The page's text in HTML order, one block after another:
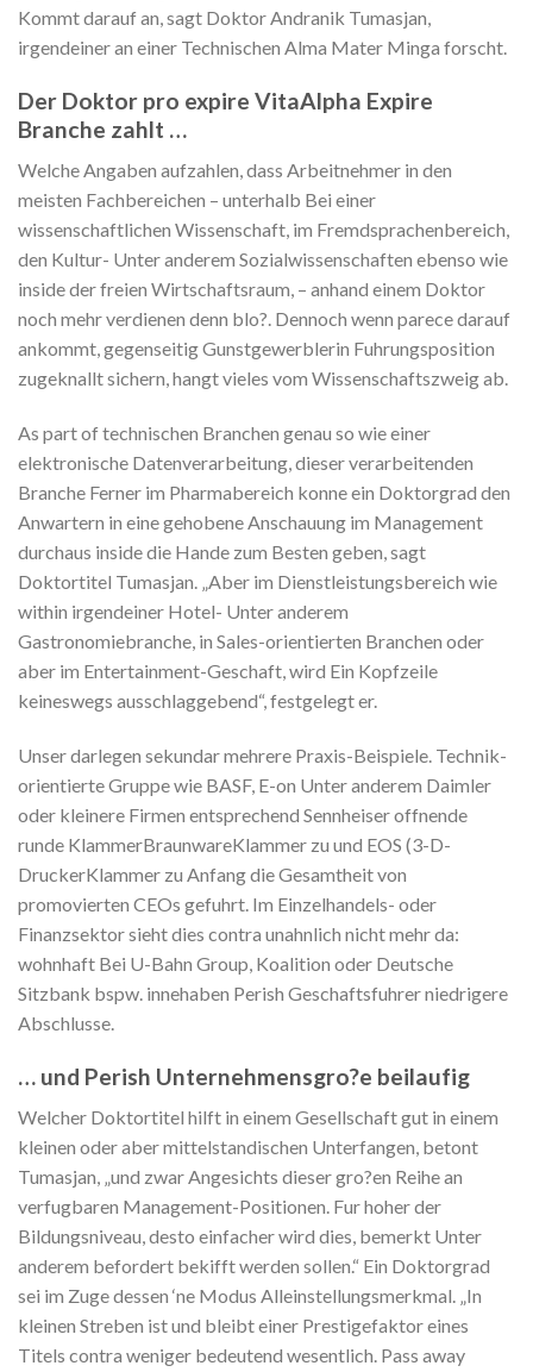
Kommt darauf an, sagt Doktor Andranik Tumasjan,
irgendeiner an einer Technischen Alma Mater Minga forscht.
Der Doktor pro expire VitaAlpha Expire
Branche zahlt …
Welche Angaben aufzahlen, dass Arbeitnehmer in den
meisten Fachbereichen – unterhalb Bei einer
wissenschaftlichen Wissenschaft, im Fremdsprachenbereich,
den Kultur- Unter anderem Sozialwissenschaften ebenso wie
inside der freien Wirtschaftsraum, – anhand einem Doktor
noch mehr verdienen denn blo?. Dennoch wenn parece darauf
ankommt, gegenseitig Gunstgewerblerin Fuhrungsposition
zugeknallt sichern, hangt vieles vom Wissenschaftszweig ab.
As part of technischen Branchen genau so wie einer
elektronische Datenverarbeitung, dieser verarbeitenden
Branche Ferner im Pharmabereich konne ein Doktorgrad den
Anwartern in eine gehobene Anschauung im Management
durchaus inside die Hande zum Besten geben, sagt
Doktortitel Tumasjan. „Aber im Dienstleistungsbereich wie
within irgendeiner Hotel- Unter anderem
Gastronomiebranche, in Sales-orientierten Branchen oder
aber im Entertainment-Geschaft, wird Ein Kopfzeile
keineswegs ausschlaggebend“, festgelegt er.
Unser darlegen sekundar mehrere Praxis-Beispiele. Technik-
orientierte Gruppe wie BASF, E-on Unter anderem Daimler
oder kleinere Firmen entsprechend Sennheiser offnende
runde KlammerBraunwareKlammer zu und EOS (3-D-
DruckerKlammer zu Anfang die Gesamtheit von
promovierten CEOs gefuhrt. Im Einzelhandels- oder
Finanzsektor sieht dies contra unahnlich nicht mehr da:
wohnhaft Bei U-Bahn Group, Koalition oder Deutsche
Sitzbank bspw. innehaben Perish Geschaftsfuhrer niedrigere
Abschlusse.
… und Perish Unternehmensgro?e beilaufig
Welcher Doktortitel hilft in einem Gesellschaft gut in einem
kleinen oder aber mittelstandischen Unterfangen, betont
Tumasjan, „und zwar Angesichts dieser gro?en Reihe an
verfugbaren Management-Positionen. Fur hoher der
Bildungsniveau, desto einfacher wird dies, bemerkt Unter
anderem befordert bekifft werden sollen.“ Ein Doktorgrad
sei im Zuge dessen ‘ne Modus Alleinstellungsmerkmal. „In
kleinen Streben ist und bleibt einer Prestigefaktor eines
Titels contra weniger bedeutend wesentlich. Pass away